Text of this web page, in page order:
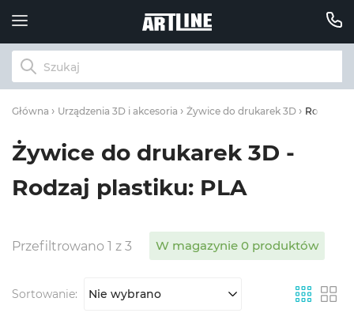
Główna Urządzenia 3D i akcesoria Żywice do drukarek 3D Rodzaj
Żywice do drukarek 3D -
Rodzaj plastiku: PLA
Przefiltrowano 1 z 3 W magazynie 0 produktów
Sortowanie: Nie wybrano